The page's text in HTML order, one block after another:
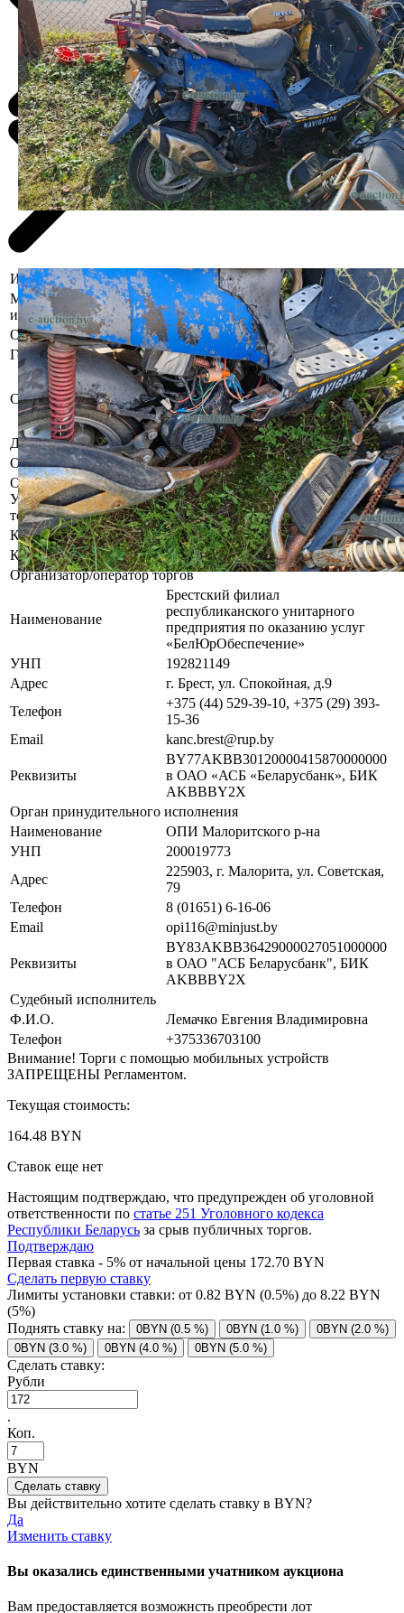
Информация о предмете торгов
Местоположение
имущества
Брестская область, Малоритский р-
н, г. Малорита, ул. Советская, 116
Описание
Частично разбиты облицовки.
Год выпуска
2006
Состояние
Бывшее в употреблении, при
инструментальном контроле,
диагностике, разборке возможно
выявление скрытых дефектов.
Должник
Климчук Валерий Владимирович
Обременения
Арест судебного исполнителя.
Осмотр объекта
Участник электронных торгов обязан до начала электронных
торгов осмотреть предмет торгов ( п.2.4.3 Регламента)
Контактное лицо
Специалист по продаже
Контакты
+375445293910
Организатор/оператор торгов
Наименование
Брестский филиал
республиканского унитарного
предприятия по оказанию услуг
«БелЮрОбеспечение»
УНП
192821149
Адрес
г. Брест, ул. Спокойная, д.9
Телефон
+375 (44) 529-39-10, +375 (29) 393-
15-36
Email
kanc.brest@rup.by
Реквизиты
BY77AKBB30120000415870000000
в ОАО «АСБ «Беларусбанк», БИК
AKBBBY2X
Орган принудительного исполнения
Наименование
ОПИ Малоритского р-на
УНП
200019773
Адрес
225903, г. Малорита, ул. Советская,
79
Телефон
8 (01651) 6-16-06
Email
opi116@minjust.by
Реквизиты
BY83AKBB36429000027051000000
в ОАО "АСБ Беларусбанк", БИК
AKBBBY2X
Судебный исполнитель
Ф.И.О.
Лемачко Евгения Владимировна
Телефон
+375336703100
Внимание! Торги с помощью мобильных устройств
ЗАПРЕЩЕНЫ Регламентом.
Текущая стоимость:
164.48 BYN
Ставок еще нет
Настоящим подтверждаю, что предупрежден об уголовной
ответственности по статье 251 Уголовного кодекса
Республики Беларусь за срыв публичных торгов.
Подтверждаю
Первая ставка - 5% от начальной цены 172.70 BYN
Сделать первую ставку
Лимиты установки ставки: от 0.82 BYN (0.5%) до 8.22 BYN
(5%)
Поднять ставку на:
0BYN (0.5 %) 0BYN (1.0 %)
0BYN (2.0 %)
0BYN (3.0 %)
0BYN (4.0 %) 0BYN (5.0 %)
Сделать ставку:
Рубли
.
Коп.
BYN
Вы действительно хотите сделать ставку в BYN?
Да
Изменить ставку
Вы оказались единственными учатником аукциона
Вам предоставляется возможнсть преобрести лот